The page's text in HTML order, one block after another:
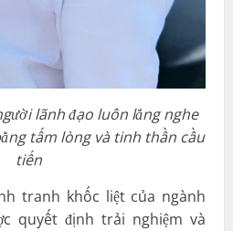
lãnh đạo luôn lắng nghe
tấm lòng và tinh thần cầu
tiến
tranh khốc liệt của ngành
quyết định trải nghiệm và